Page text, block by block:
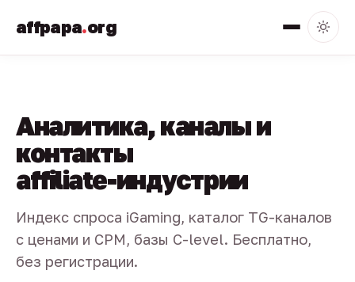
affpapa.org
Аналитика, каналы и
контакты
affiliate-индустрии
Индекс спроса iGaming, каталог TG-каналов
с ценами и CPM, базы C-level. Бесплатно,
без регистрации.